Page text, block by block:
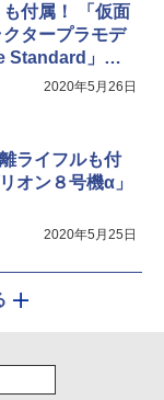
付属！ 「仮面
タープラモデ
Standard」に
2020年5月26日
ライフルも付
オン８号機α」
2020年5月25日